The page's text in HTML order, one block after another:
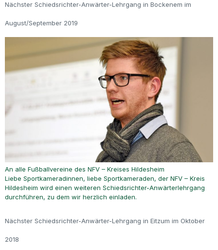
Nächster Schiedsrichter-Anwärter-Lehrgang in Bockenem im
August/September 2019
An alle Fußballvereine des NFV – Kreises Hildesheim
Liebe Sportkameradinnen, liebe Sportkameraden, der NFV – Kreis
Hildesheim wird einen weiteren Schiedsrichter-Anwärterlehrgang
durchführen, zu dem wir herzlich einladen.
Nächster Schiedsrichter-Anwärter-Lehrgang in Eitzum im Oktober
2018